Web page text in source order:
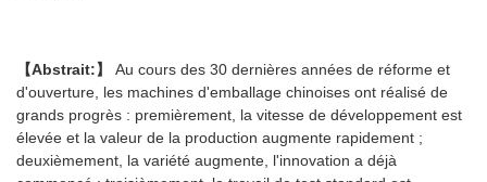
【Abstrait:】 Au cours des 30 dernières années de réforme et
d'ouverture, les machines d'emballage chinoises ont réalisé de
grands progrès : premièrement, la vitesse de développement est
élevée et la valeur de la production augmente rapidement ;
deuxièmement, la variété augmente, l'innovation a déjà